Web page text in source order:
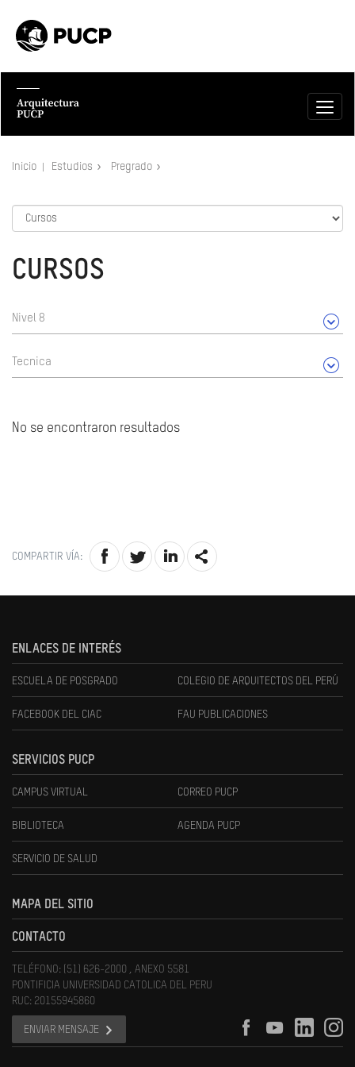
Inicio Estudios Pregrado
CURSOS
Nivel 8
Tecnica
No se encontraron resultados
COMPARTIR VÍA:
ENLACES DE INTERÉS
ESCUELA DE POSGRADO COLEGIO DE ARQUITECTOS DEL PERÚ
FACEBOOK DEL CIAC FAU PUBLICACIONES
SERVICIOS PUCP
CAMPUS VIRTUAL CORREO PUCP
BIBLIOTECA AGENDA PUCP
SERVICIO DE SALUD
MAPA DEL SITIO
CONTACTO
TELÉFONO: (51) 626-2000 , ANEXO 5581
PONTIFICIA UNIVERSIDAD CATOLICA DEL PERU
RUC: 20155945860
ENVIAR MENSAJE